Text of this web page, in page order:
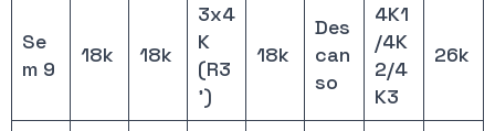
Se
m 9
18k 18k
3x4
K
(R3
’)
18k
Des
can
so
4K1
/4K
2/4
K3
26k